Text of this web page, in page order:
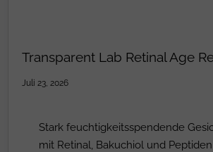
Transparent Lab Retinal Age
Juli 23, 2026
Stark feuchtigkeitsspendende
mit Retinal, Bakuchiol und